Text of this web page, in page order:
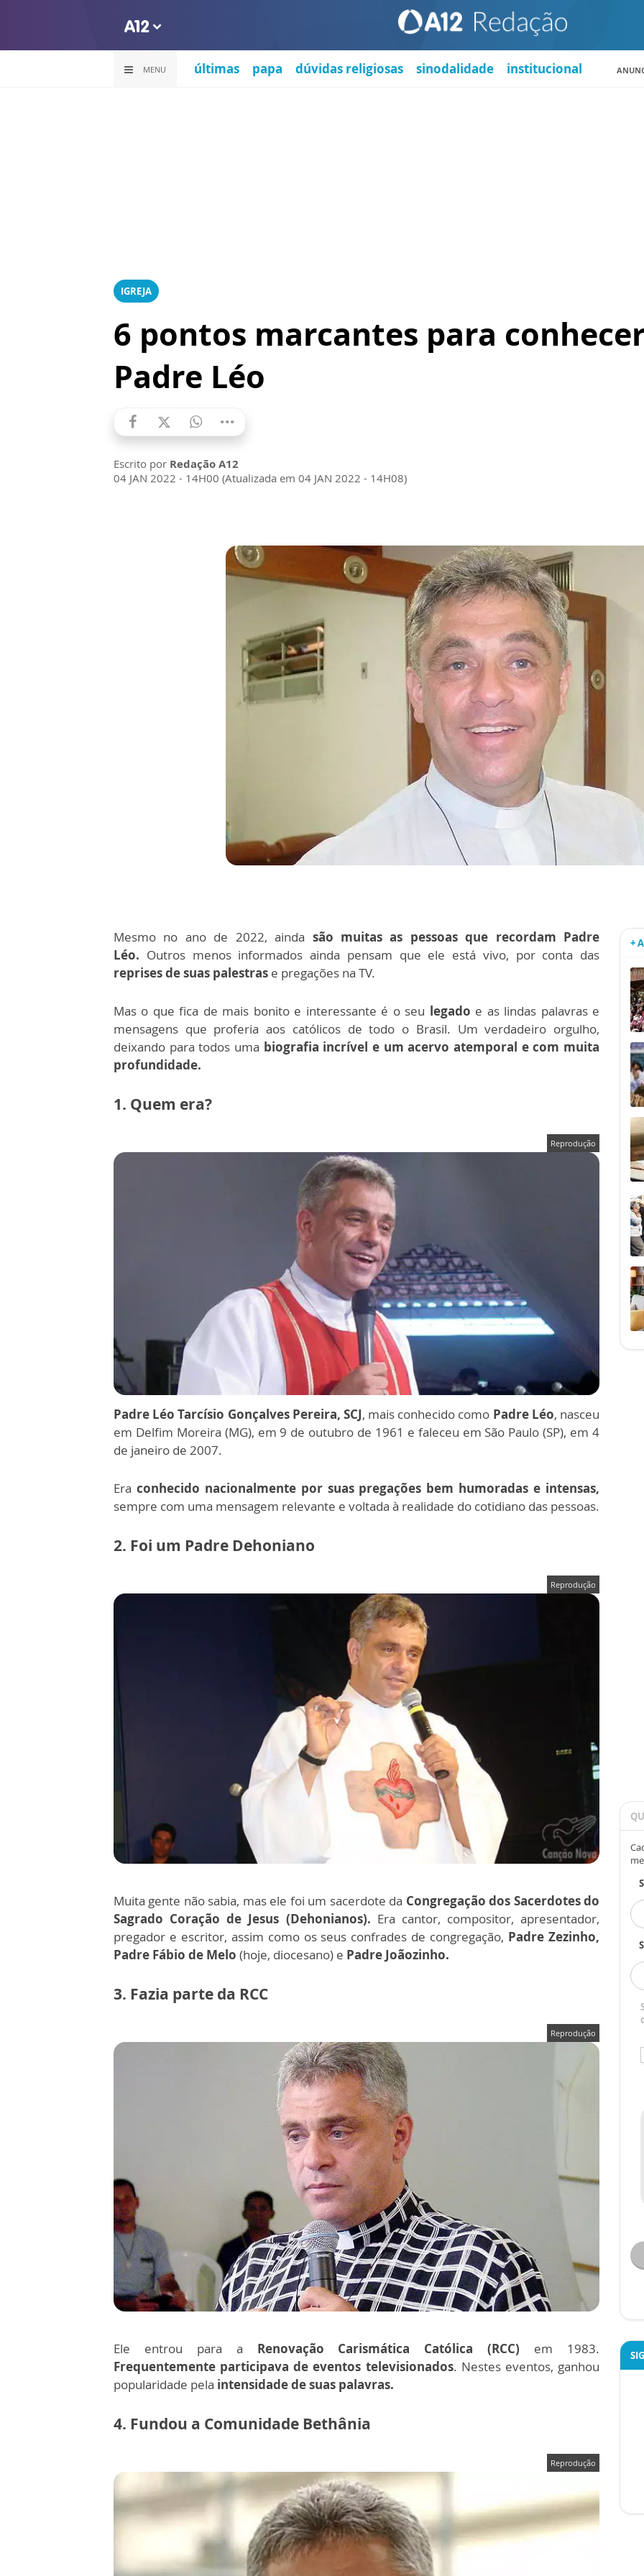
MENU últimas papa dúvidas religiosas sinodalidade institucional
IGREJA
6 pontos marcantes para
Padre Léo
Escrito por Redação A12
04 JAN 2022 - 14H00 (Atualizada em 04 JAN 2022 - 14H08)
Mesmo no ano de 2022, ainda são muitas as pessoas que recordam Padre
Léo. Outros menos informados ainda pensam que ele está vivo, por conta das
reprises de suas palestras e pregações na TV.
Mas o que fica de mais bonito e interessante é o seu legado e as lindas palavras e
mensagens que proferia aos católicos de todo o Brasil. Um verdadeiro orgulho,
deixando para todos uma biografia incrível e um acervo atemporal e com muita
profundidade.
1. Quem era?
Reprodução
Padre Léo Tarcísio Gonçalves Pereira, SCJ, mais conhecido como Padre Léo, nasceu
em Delfim Moreira (MG), em 9 de outubro de 1961 e faleceu em São Paulo (SP), em 4
de janeiro de 2007.
Era conhecido nacionalmente por suas pregações bem humoradas e intensas,
sempre com uma mensagem relevante e voltada à realidade do cotidiano das pessoas.
2. Foi um Padre Dehoniano
Reprodução
Muita gente não sabia, mas ele foi um sacerdote da Congregação dos Sacerdotes do
Sagrado Coração de Jesus (Dehonianos). Era cantor, compositor, apresentador,
pregador e escritor, assim como os seus confrades de congregação, Padre Zezinho,
Padre Fábio de Melo (hoje, diocesano) e Padre Joãozinho.
3. Fazia parte da RCC
Reprodução
Ele entrou para a Renovação Carismática Católica (RCC) em 1983.
Frequentemente participava de eventos televisionados. Nestes eventos, ganhou
popularidade pela intensidade de suas palavras.
4. Fundou a Comunidade Bethânia
Reprodução
+